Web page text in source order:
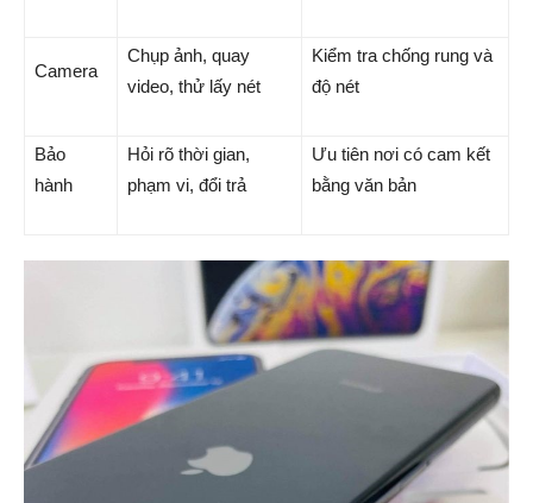
Camera
Chụp ảnh, quay
video, thử lấy nét
Kiểm tra chống rung và
độ nét
Bảo
hành
Hỏi rõ thời gian,
phạm vi, đổi trả
Ưu tiên nơi có cam kết
bằng văn bản